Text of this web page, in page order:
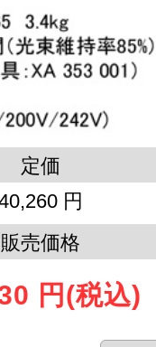
定価
円
販売価格
円 (税込)